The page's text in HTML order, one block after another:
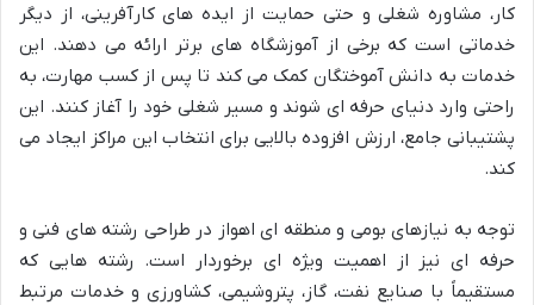
کار، مشاوره شغلی و حتی حمایت از ایده های کارآفرینی، از دیگر
خدماتی است که برخی از آموزشگاه های برتر ارائه می دهند. این
خدمات به دانش آموختگان کمک می کند تا پس از کسب مهارت، به
راحتی وارد دنیای حرفه ای شوند و مسیر شغلی خود را آغاز کنند. این
پشتیبانی جامع، ارزش افزوده بالایی برای انتخاب این مراکز ایجاد می
کند.
توجه به نیازهای بومی و منطقه ای اهواز در طراحی رشته های فنی و
حرفه ای نیز از اهمیت ویژه ای برخوردار است. رشته هایی که
مستقیماً با صنایع نفت، گاز، پتروشیمی، کشاورزی و خدمات مرتبط